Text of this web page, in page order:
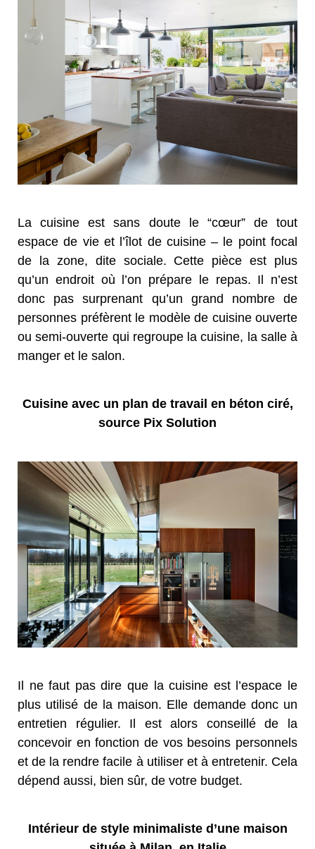
La cuisine est sans doute le “cœur” de tout
espace de vie et l’îlot de cuisine – le point focal
de la zone, dite sociale. Cette pièce est plus
qu’un endroit où l’on prépare le repas. Il n’est
donc pas surprenant qu’un grand nombre de
personnes préfèrent le modèle de cuisine ouverte
ou semi-ouverte qui regroupe la cuisine, la salle à
manger et le salon.
Cuisine avec un plan de travail en béton ciré,
source Pix Solution
Il ne faut pas dire que la cuisine est l’espace le
plus utilisé de la maison. Elle demande donc un
entretien régulier. Il est alors conseillé de la
concevoir en fonction de vos besoins personnels
et de la rendre facile à utiliser et à entretenir. Cela
dépend aussi, bien sûr, de votre budget.
Intérieur de style minimaliste d’une maison